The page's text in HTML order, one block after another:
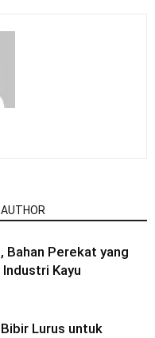
Bahan Perekat yang
Kayu
Lurus untuk